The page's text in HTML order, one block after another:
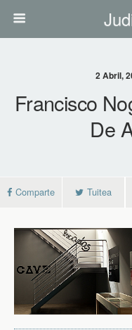
2 Abril,
Francisco
De
Comparte Tuitea